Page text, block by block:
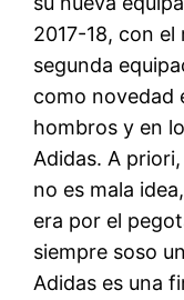
2017-18, con
segunda
como novedad
hombros y en
Adidas. A
no es mala
era por el
siempre soso
Adidas es una